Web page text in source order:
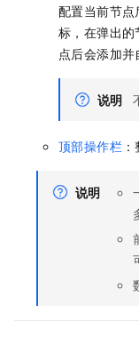
配置当前节
标，在弹出
点后会添加并
说明
顶部操作栏
说明